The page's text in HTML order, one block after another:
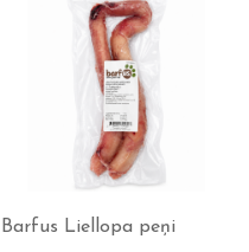
Barfus Liellopa peņi